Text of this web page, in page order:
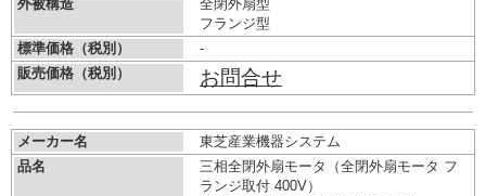
外被構造
全閉外扇型
フランジ型
標準価格（税別）
-
販売価格（税別）
お問合せ
メーカー名
東芝産業機器システム
品名
三相全閉外扇モータ（全閉外扇モータ フ
ランジ取付 400V）